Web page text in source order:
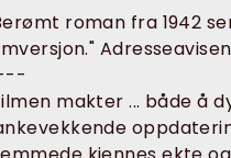
roman fra 1942
makter ... både å